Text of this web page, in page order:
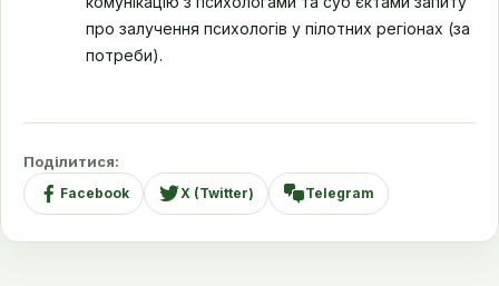
про залучення психологів у пілотних регіонах (за
потреби).
Поділитися:
Facebook X (Twitter) Telegram